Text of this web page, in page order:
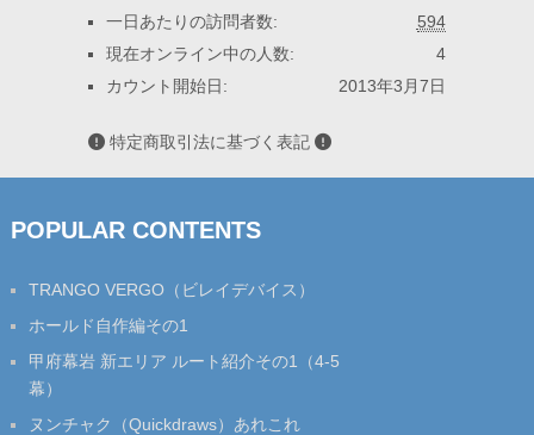
594
一日あたりの訪問者数:
4
現在オンライン中の人数:
2013年3月7日
カウント開始日:
特定商取引法に基づく表記
POPULAR CONTENTS
TRANGO VERGO（ビレイデバイス）
ホールド自作編その1
甲府幕岩 新エリア ルート紹介その1（4-5
幕）
ヌンチャク（Quickdraws）あれこれ